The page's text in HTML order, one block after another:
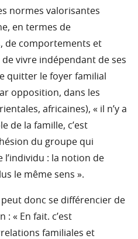
normes valorisantes
en termes de
de comportements et
de vivre indépendant de ses
quitter le foyer familial
opposition, dans les
africaines), « il n’y a
de la famille, c’est
du groupe qui
: la notion de
le même sens ».
donc se différencier de
: « En fait. c’est
familiales et